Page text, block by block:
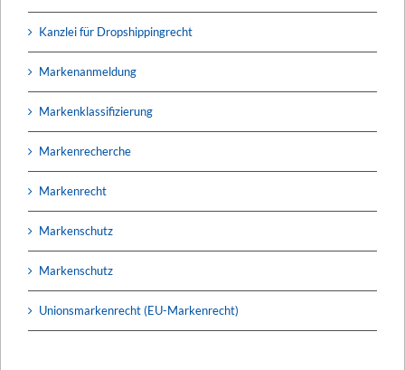
Kanzlei für Dropshippingrecht
Markenanmeldung
Markenklassifizierung
Markenrecherche
Markenrecht
Markenschutz
Markenschutz
Unionsmarkenrecht (EU-Markenrecht)